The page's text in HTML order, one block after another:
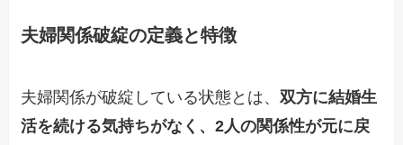
夫婦関係破綻の定義と特徴
夫婦関係が破綻している状態とは、双方に結婚生
活を続ける気持ちがなく、2人の関係性が元に戻